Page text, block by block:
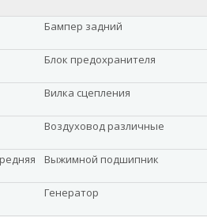
Бампер задний
Блок предохранителя
Вилка сцепления
Воздуховод различные
Выжимной подшипник
Генератор